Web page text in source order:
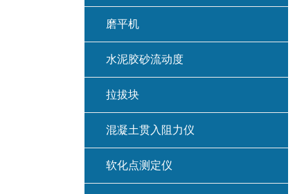
磨平机
水泥胶砂流动度
拉拔块
混凝土贯入阻力仪
软化点测定仪